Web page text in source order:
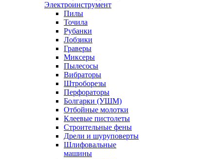
Электроинструмент
Пилы
Точила
Рубанки
Лобзики
Граверы
Миксеры
Пылесосы
Вибраторы
Штроборезы
Перфораторы
Болгарки (УШМ)
Отбойные молотки
Клеевые пистолеты
Строительные фены
Дрели и шуруповерты
Шлифовальные
машины